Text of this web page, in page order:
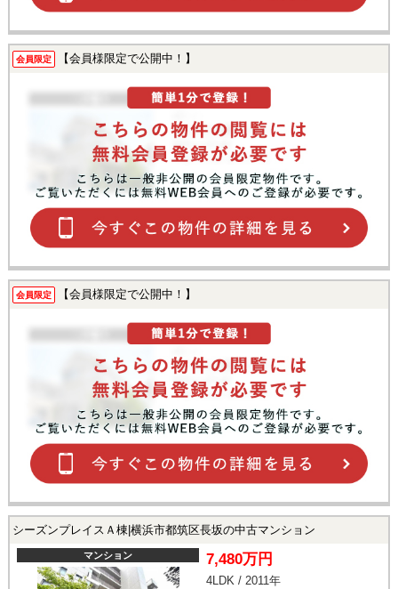
会員限定 【会員様限定で公開中！】
会員限定 【会員様限定で公開中！】
シーズンプレイスＡ棟|横浜市都筑区長坂の中古マンション
マンション 7,480万円
4LDK / 2011年